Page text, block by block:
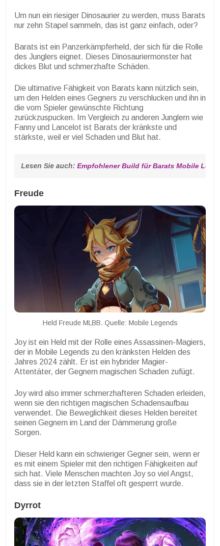
Um nun ein riesiger Dinosaurier zu werden, muss Barats
nur zehn Stapel sammeln, das ist ganz einfach, oder?
Barats ist ein Panzerkämpferheld, der sich für die Rolle
des Junglers eignet. Dieses Dinosauriermonster hat
dickes Blut und schmerzhafte Schäden.
Die ultimative Fähigkeit von Barats kann nützlich sein,
um den Helden eines Gegners zu verschlucken und ihn in
die vom Spieler gewünschte Richtung
zurückzuspucken. Im Vergleich zu anderen Junglern wie
Fanny und Lancelot ist Barats der kränkste und
stärkste, weil er viel Schaden und Blut hat.
Lesen Sie auch: Empfohlener Build für Barats Mobile
Freude
Held Freude MLBB. Quelle: Mobile Legends
Joy ist ein Held mit der Rolle eines Assassinen-Magiers,
der in Mobile Legends zu den kränksten Helden des
Jahres 2024 zählt. Er ist ein hybrider Magier-
Attentäter, der Gegnern magischen Schaden zufügt.
Joy wird also immer schmerzhafteren Schaden erleiden,
wenn sie den richtigen magischen Schadensaufbau
verwendet. Die Beweglichkeit dieses Helden bereitet
seinen Gegnern im Land der Dämmerung große
Sorgen.
Dieser Held kann ein schwieriger Gegner sein, wenn er
es mit einem Spieler mit den richtigen Fähigkeiten auf
sich hat. Viele Menschen machten Joy so viel Angst,
dass sie in der letzten Staffel oft gesperrt wurde.
Dyrrot